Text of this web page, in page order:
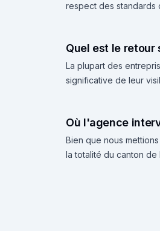
respect des standards
Quel est le retour
La plupart des
significative de leur
Où l'agence
Bien que nous
la totalité du canton